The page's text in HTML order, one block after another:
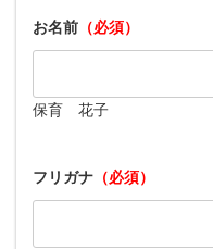
お名前 （必須）
保育 花子
フリガナ （必須）